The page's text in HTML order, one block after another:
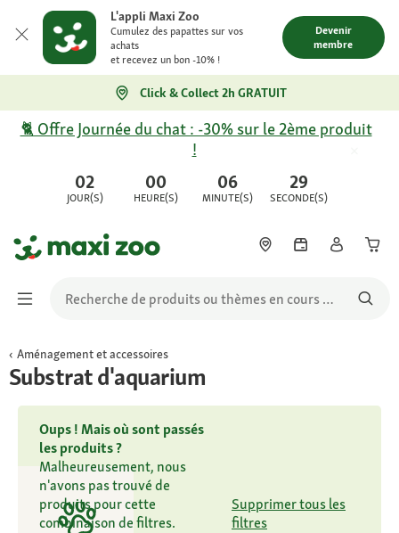
L'appli Maxi Zoo
Cumulez des papattes sur vos
achats
et recevez un bon -10% !
Devenir
membre
Click & Collect 2h GRATUIT
02
JOUR(S)
00
HEURE(S)
06
MINUTE(S)
29
SECONDE(S)
🐈 Offre Journée du chat : -30% sur le 2ème produit
!
Aménagement et accessoires
Substrat d'aquarium
Oups ! Mais où sont passés
les produits ?
Malheureusement, nous
n'avons pas trouvé de
produits pour cette
combinaison de filtres.
Supprimer tous les
filtres